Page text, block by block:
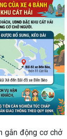
gắn động cơ chở